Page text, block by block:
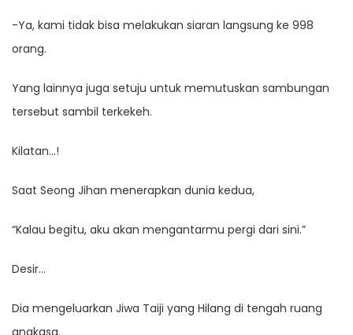
-Ya, kami tidak bisa melakukan siaran langsung ke 998
orang.
Yang lainnya juga setuju untuk memutuskan sambungan
tersebut sambil terkekeh.
Kilatan…!
Saat Seong Jihan menerapkan dunia kedua,
“Kalau begitu, aku akan mengantarmu pergi dari sini.”
Desir…
Dia mengeluarkan Jiwa Taiji yang Hilang di tengah ruang